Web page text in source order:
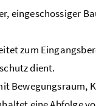
eingeschossiger
zum
dient.
Bewegungsraum,